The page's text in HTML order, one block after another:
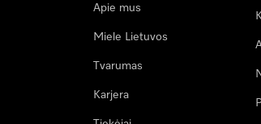
Apie mus
Miele Lietuvos
Tvarumas
Karjera